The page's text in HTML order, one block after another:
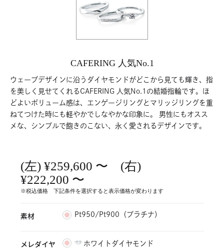
CAFERING 人気No.1
ウェーブデザインに沿うダイヤモンドがどこから見ても輝き、指
を美しく見せてくれるCAFERING 人気No.1の結婚指輪です。ほ
どよいボリューム感は、エンゲージリングとマリッジリングを重
ねてつけた時にも軽やかでしなやかな印象に。 男性にもオスス
メな、シンプルで飽きのこない、永く愛されるデザインです。
(左) ¥259,600 〜 (右)
¥222,200 〜
※税込価格 下記条件を選択すると表示価格が変わります
素材 Pt950/Pt900（プラチナ）
メレダイヤ ホワイトダイヤモンド